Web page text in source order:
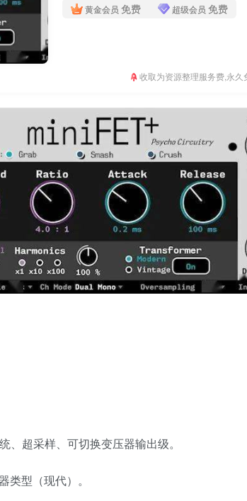
黄金会员 免费 超级会员 免费
收取为资源整理服务费,永久
超采样、可切换变压器输出级。
型（现代）。